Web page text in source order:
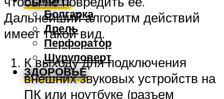
Болгарка
Дрель
Перфоратор
Шуруповерт
ЗДОРОВЬЕ
Дальнейший алгоритм действий
имеет такой вид.
К выходу для подключения
внешних звуковых устройств на
ПК или ноутбуке (разъем